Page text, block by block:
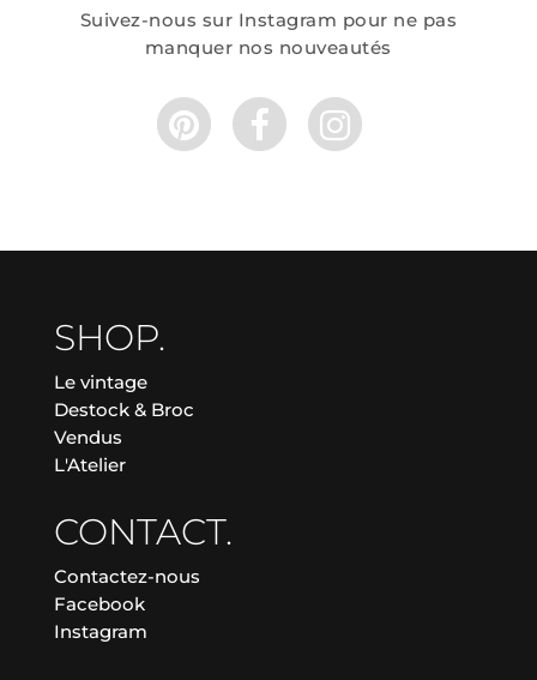
Suivez-nous sur Instagram pour ne pas
manquer nos nouveautés
SHOP.
Le vintage
Destock & Broc
Vendus
L'Atelier
CONTACT.
Contactez-nous
Facebook
Instagram